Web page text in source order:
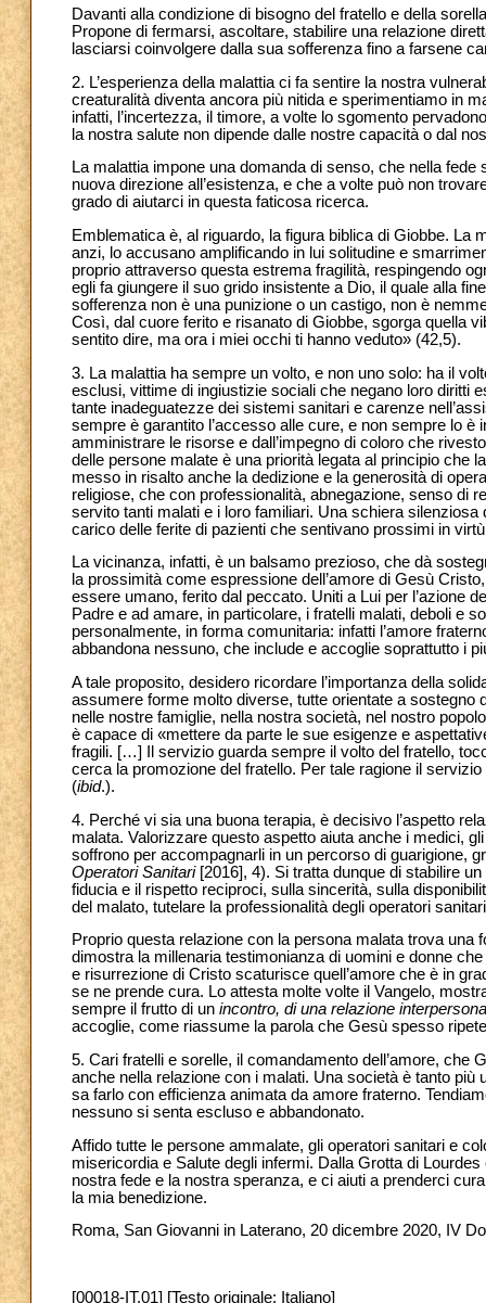
Davanti alla condizione di bisogno del fratello e della
Propone di fermarsi, ascoltare, stabilire una relazione
lasciarsi coinvolgere dalla sua sofferenza fino a farsene
2. L’esperienza della malattia ci fa sentire la nostra
creaturalità diventa ancora più nitida e sperimentiamo in
infatti, l’incertezza, il timore, a volte lo sgomento
la nostra salute non dipende dalle nostre capacità o dal
La malattia impone una domanda di senso, che nella
nuova direzione all’esistenza, e che a volte può non
grado di aiutarci in questa faticosa ricerca.
Emblematica è, al riguardo, la figura biblica di Giobbe.
anzi, lo accusano amplificando in lui solitudine e
proprio attraverso questa estrema fragilità, respingendo
egli fa giungere il suo grido insistente a Dio, il quale alla
sofferenza non è una punizione o un castigo, non è
Così, dal cuore ferito e risanato di Giobbe, sgorga quella
sentito dire, ma ora i miei occhi ti hanno veduto» (42,5).
3. La malattia ha sempre un volto, e non uno solo: ha il
esclusi, vittime di ingiustizie sociali che negano loro diritti
tante inadeguatezze dei sistemi sanitari e carenze
sempre è garantito l’accesso alle cure, e non sempre lo
amministrare le risorse e dall’impegno di coloro che
delle persone malate è una priorità legata al principio che
messo in risalto anche la dedizione e la generosità di
religiose, che con professionalità, abnegazione, senso di
servito tanti malati e i loro familiari. Una schiera
carico delle ferite di pazienti che sentivano prossimi in
La vicinanza, infatti, è un balsamo prezioso, che dà
la prossimità come espressione dell’amore di Gesù
essere umano, ferito dal peccato. Uniti a Lui per l’azione
Padre e ad amare, in particolare, i fratelli malati, deboli e
personalmente, in forma comunitaria: infatti l’amore
abbandona nessuno, che include e accoglie soprattutto i
A tale proposito, desidero ricordare l’importanza della
assumere forme molto diverse, tutte orientate a
nelle nostre famiglie, nella nostra società, nel nostro
è capace di «mettere da parte le sue esigenze e
fragili. […] Il servizio guarda sempre il volto del fratello,
cerca la promozione del fratello. Per tale ragione il
(ibid.).
4. Perché vi sia una buona terapia, è decisivo l’aspetto
malata. Valorizzare questo aspetto aiuta anche i medici,
soffrono per accompagnarli in un percorso di guarigione,
Operatori Sanitari[2016], 4). Si tratta dunque di stabilire
fiducia e il rispetto reciproci, sulla sincerità, sulla
del malato, tutelare la professionalità degli operatori
Proprio questa relazione con la persona malata trova
dimostra la millenaria testimonianza di uomini e donne
e risurrezione di Cristo scaturisce quell’amore che è in
se ne prende cura. Lo attesta molte volte il Vangelo,
sempre il frutto di un incontro, di una relazione
accoglie, come riassume la parola che Gesù spesso
5. Cari fratelli e sorelle, il comandamento dell’amore,
anche nella relazione con i malati. Una società è tanto
sa farlo con efficienza animata da amore fraterno.
nessuno si senta escluso e abbandonato.
Affido tutte le persone ammalate, gli operatori sanitari e
misericordia e Salute degli infermi. Dalla Grotta di
nostra fede e la nostra speranza, e ci aiuti a prenderci
la mia benedizione.
Roma, San Giovanni in Laterano, 20 dicembre 2020, IV
[00018-IT.01] [Testo originale: Italiano]